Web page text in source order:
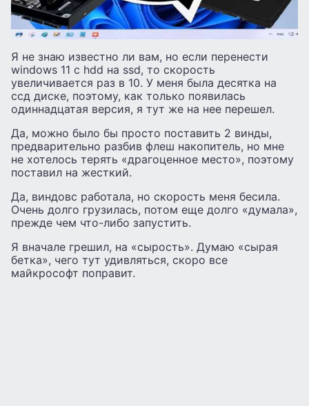
Я не знаю известно ли вам, но если перенести
windows 11 с hdd на ssd, то скорость
увеличивается раз в 10. У меня была десятка на
ссд диске, поэтому, как только появилась
одиннадцатая версия, я тут же на нее перешел.
Да, можно было бы просто поставить 2 винды,
предварительно разбив флеш накопитель, но мне
не хотелось терять «драгоценное место», поэтому
поставил на жесткий.
Да, виндовс работала, но скорость меня бесила.
Очень долго грузилась, потом еще долго «думала»,
прежде чем что-либо запустить.
Я вначале грешил, на «сырость». Думаю «сырая
бетка», чего тут удивляться, скоро все
майкрософт поправит.